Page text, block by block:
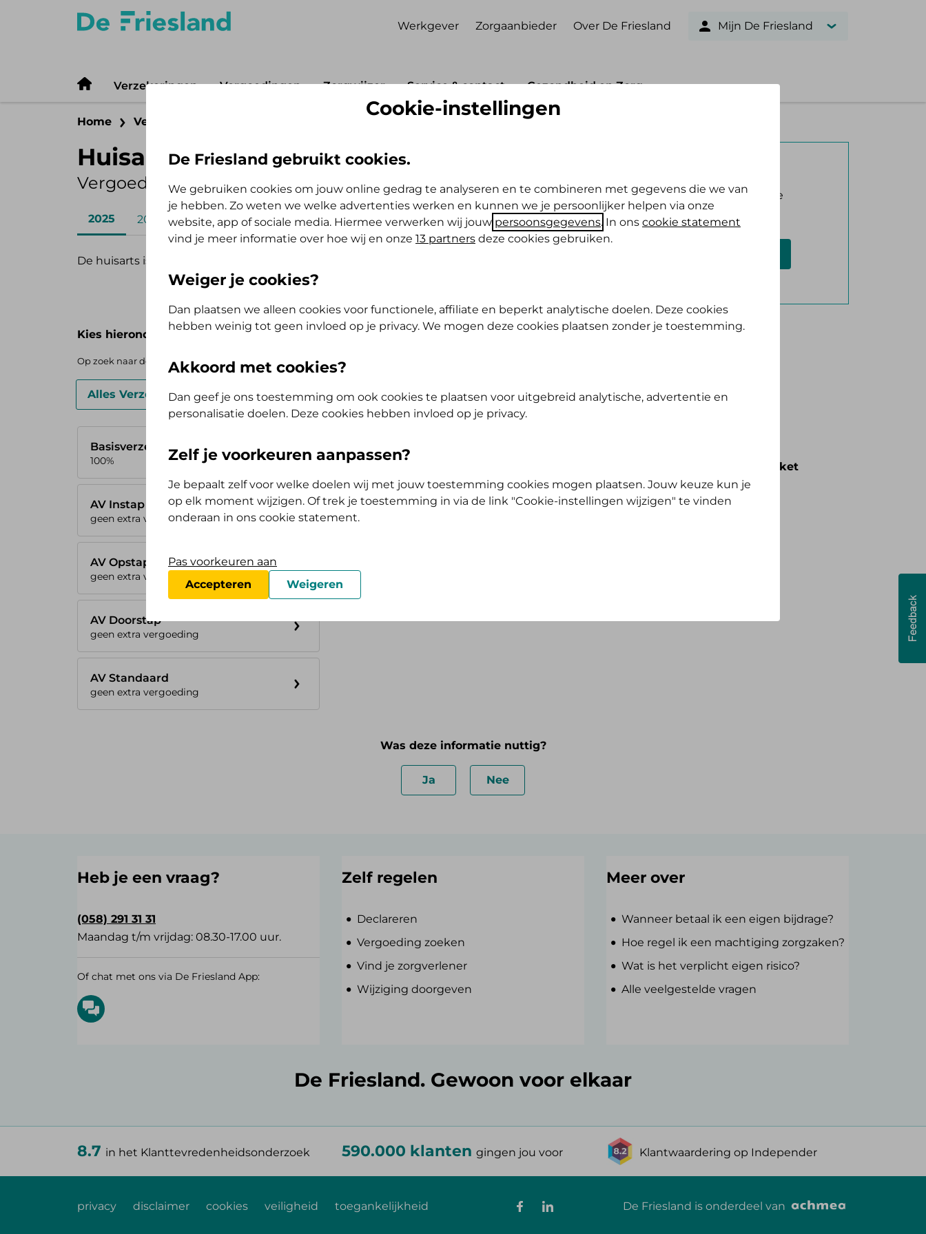
Werkgever Zorgaanbieder Over De Friesland Mijn De Friesland
Verzekeringen Vergoedingen Zorgwijzer Service & contact Gezondheid en Zorg
Home Vergoedingen
Huisarts
Vergoeding 2025
2025 2026
De huisarts is het eerste aanspreekpunt als je vragen hebt over je gezondheid.
Log in met DigiD en bekijk je
vergoeding.
Kies hieronder je basisverzekering
Op zoek naar de vergoedingen voor de AV (Tand) Opstap of AV (Tand) Doorstap? Kies dan voor de basisverzekering Zelf Bewust Polis.
Alles Verzorgd Polis Zelf Bewust Polis
Basisverzekering
100%
Kies je pakket en bekijk de vergoedingen en voorwaarden die bij het pakket
horen.
AV Instap
geen extra vergoeding
AV Opstap
geen extra vergoeding
AV Doorstap
geen extra vergoeding
AV Standaard
geen extra vergoeding
Was deze informatie nuttig?
Ja Nee
Heb je een vraag?
(058) 291 31 31
Maandag t/m vrijdag: 08.30-17.00 uur.
Of chat met ons via De Friesland App:
Zelf regelen
Declareren
Vergoeding zoeken
Vind je zorgverlener
Wijziging doorgeven
Meer over
Wanneer betaal ik een eigen bijdrage?
Hoe regel ik een machtiging zorgzaken?
Wat is het verplicht eigen risico?
Alle veelgestelde vragen
De Friesland. Gewoon voor elkaar
8.7 in het Klanttevredenheidsonderzoek 590.000 klanten gingen jou voor Klantwaardering op Independer
privacy disclaimer cookies veiligheid toegankelijkheid De Friesland is onderdeel van
Cookie-instellingen
De Friesland gebruikt cookies.
We gebruiken cookies om jouw online gedrag te analyseren en te combineren met gegevens die we van
je hebben. Zo weten we welke advertenties werken en kunnen we je persoonlijker helpen via onze
website, app of sociale media. Hiermee verwerken wij jouw persoonsgegevens. In ons cookie statement
vind je meer informatie over hoe wij en onze 13 partners deze cookies gebruiken.
Weiger je cookies?
Dan plaatsen we alleen cookies voor functionele, affiliate en beperkt analytische doelen. Deze cookies
hebben weinig tot geen invloed op je privacy. We mogen deze cookies plaatsen zonder je toestemming.
Akkoord met cookies?
Dan geef je ons toestemming om ook cookies te plaatsen voor uitgebreid analytische, advertentie en
personalisatie doelen. Deze cookies hebben invloed op je privacy.
Zelf je voorkeuren aanpassen?
Je bepaalt zelf voor welke doelen wij met jouw toestemming cookies mogen plaatsen. Jouw keuze kun je
op elk moment wijzigen. Of trek je toestemming in via de link "Cookie-instellingen wijzigen" te vinden
onderaan in ons cookie statement.
Pas voorkeuren aan
Accepteren
Weigeren